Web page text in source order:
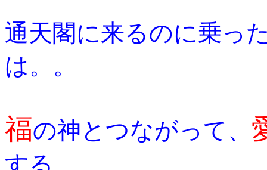
通天閣に来るのに乗っ
は。。
福の神とつながって、
する